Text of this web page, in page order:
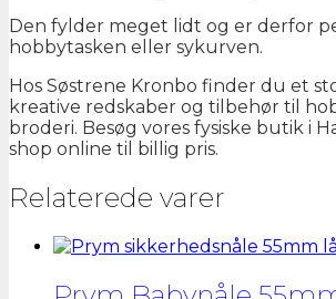
Den fylder meget lidt og er derfor
hobbytasken eller sykurven.
Hos Søstrene Kronbo finder du et
kreative redskaber og tilbehør til
broderi. Besøg vores fysiske butik i
shop online til billig pris.
Relaterede varer